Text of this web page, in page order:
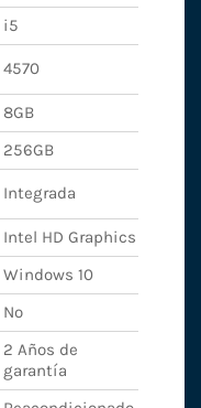
i5
4570
8GB
256GB
Integrada
Intel HD Graphics
Windows 10
No
2 Años de
garantía